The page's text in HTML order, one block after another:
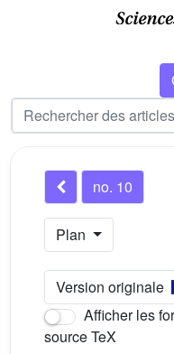
no. 10
Plan
Version originale
Afficher les
source TeX